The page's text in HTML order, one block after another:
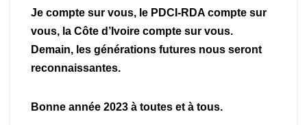
Je compte sur vous, le PDCI-RDA compte sur
vous, la Côte d’Ivoire compte sur vous.
Demain, les générations futures nous seront
reconnaissantes.
Bonne année 2023 à toutes et à tous.